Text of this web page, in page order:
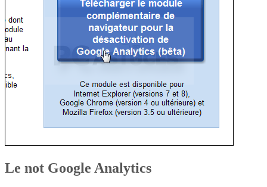
Le not Google Analytics